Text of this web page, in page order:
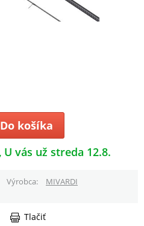
Do košíka
U vás už streda 12.8.
Výrobca
MIVARDI
Tlačiť